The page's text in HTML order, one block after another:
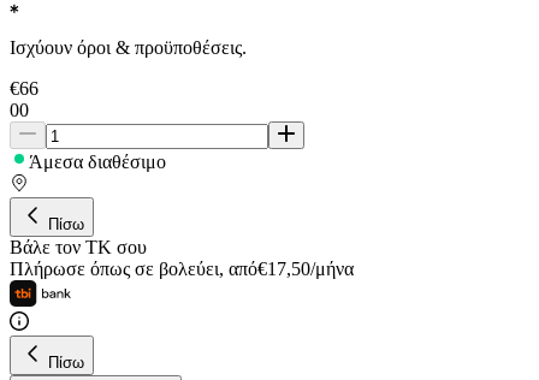
Ισχύουν όροι & προϋποθέσεις.
€66
00
Άμεσα διαθέσιμο
Πίσω
Βάλε τον ΤΚ σου
Πλήρωσε όπως σε βολεύει, από€17,50/μήνα
Πίσω